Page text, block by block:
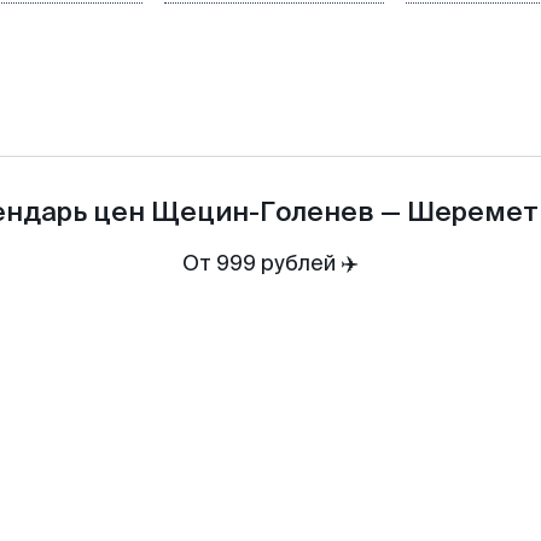
цен Щецин-Голенев —
От 999 рублей ✈️